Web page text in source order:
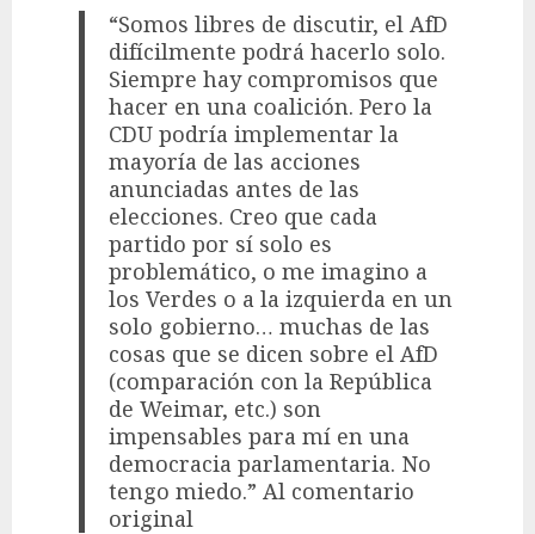
“Somos libres de discutir, el AfD
difícilmente podrá hacerlo solo.
Siempre hay compromisos que
hacer en una coalición. Pero la
CDU podría implementar la
mayoría de las acciones
anunciadas antes de las
elecciones. Creo que cada
partido por sí solo es
problemático, o me imagino a
los Verdes o a la izquierda en un
solo gobierno… muchas de las
cosas que se dicen sobre el AfD
(comparación con la República
de Weimar, etc.) son
impensables para mí en una
democracia parlamentaria. No
tengo miedo.” Al comentario
original